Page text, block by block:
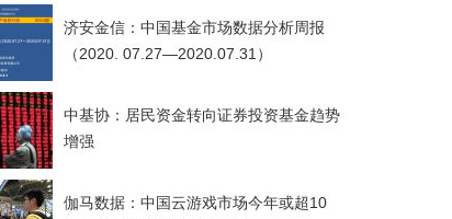
济安金信：中国基金市场数据分析周报
（2020. 07.27—2020.07.31）
中基协：居民资金转向证券投资基金趋势
增强
伽马数据：中国云游戏市场今年或超10